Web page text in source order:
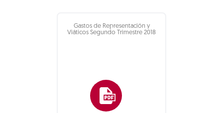
Gastos de Representación y
Viáticos Segundo Trimestre 2018